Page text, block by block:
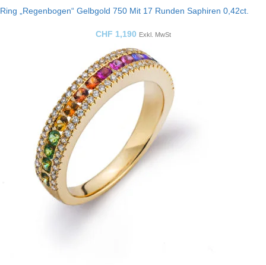
Ring „Regenbogen“ Gelbgold 750 Mit 17 Runden Saphiren 0,42ct.
CHF 1,190 Exkl. MwSt